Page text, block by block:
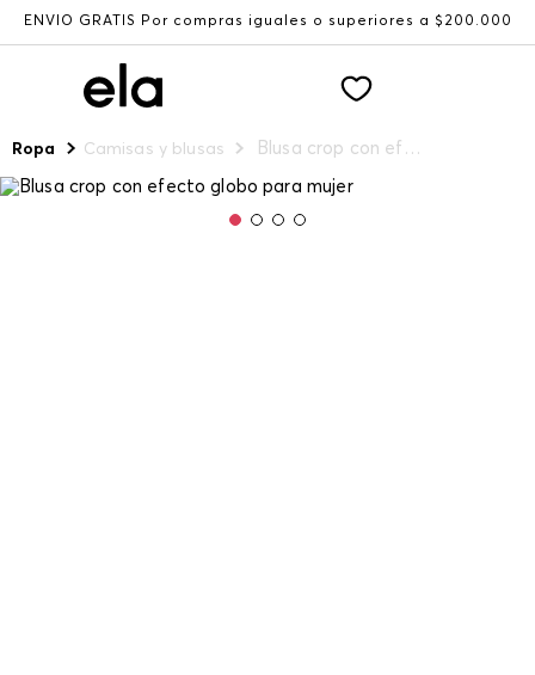
ENVÍO GRATIS Por compras iguales o superiores a $200.000
Ropa Camisas y blusas Blusa crop con efecto globo para mujer